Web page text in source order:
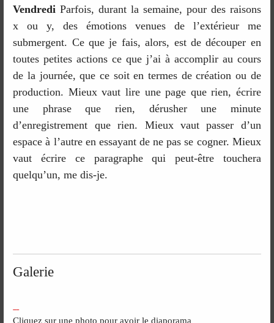
Vendredi Parfois, durant la semaine, pour des raisons
x ou y, des émotions venues de l’extérieur me
submergent. Ce que je fais, alors, est de découper en
toutes petites actions ce que j’ai à accomplir au cours
de la journée, que ce soit en termes de création ou de
production. Mieux vaut lire une page que rien, écrire
une phrase que rien, dérusher une minute
d’enregistrement que rien. Mieux vaut passer d’un
espace à l’autre en essayant de ne pas se cogner. Mieux
vaut écrire ce paragraphe qui peut-être touchera
quelqu’un, me dis-je.
Galerie
Cliquez sur une photo pour avoir le diaporama